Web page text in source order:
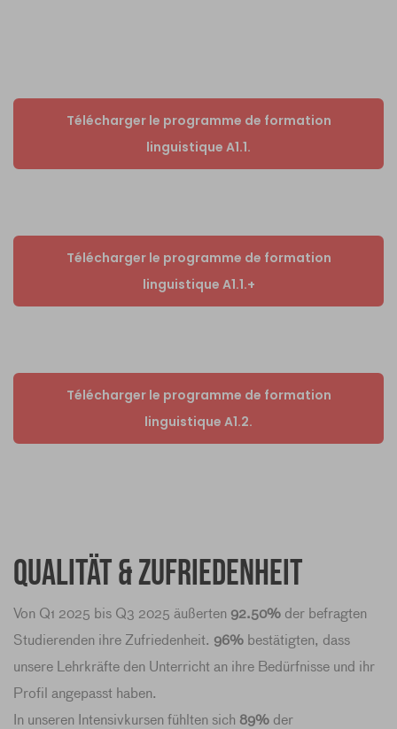
Télécharger le programme de formation
linguistique A1.1.
Télécharger le programme de formation
linguistique A1.1.+
Télécharger le programme de formation
linguistique A1.2.
Qualität & Zufriedenheit
Von Q1 2025 bis Q3 2025 äußerten 92.50% der befragten
Studierenden ihre Zufriedenheit. 96% bestätigten, dass
unsere Lehrkräfte den Unterricht an ihre Bedürfnisse und ihr
Profil angepasst haben.
In unseren Intensivkursen fühlten sich 89% der